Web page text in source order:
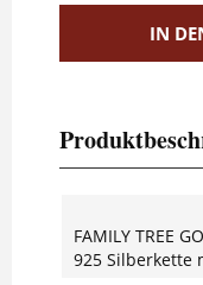
IN
FAMILY TREE
925 Silberkette